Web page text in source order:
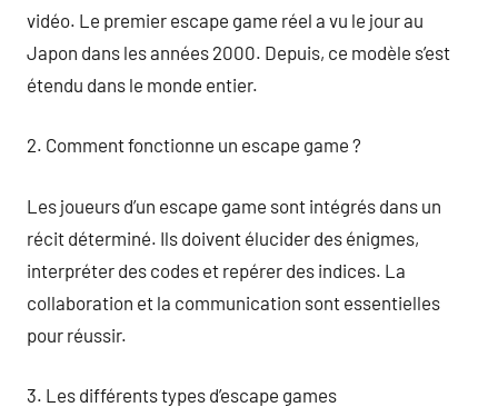
vidéo. Le premier escape game réel a vu le jour au
Japon dans les années 2000. Depuis, ce modèle s’est
étendu dans le monde entier.
2. Comment fonctionne un escape game ?
Les joueurs d’un escape game sont intégrés dans un
récit déterminé. Ils doivent élucider des énigmes,
interpréter des codes et repérer des indices. La
collaboration et la communication sont essentielles
pour réussir.
3. Les différents types d’escape games